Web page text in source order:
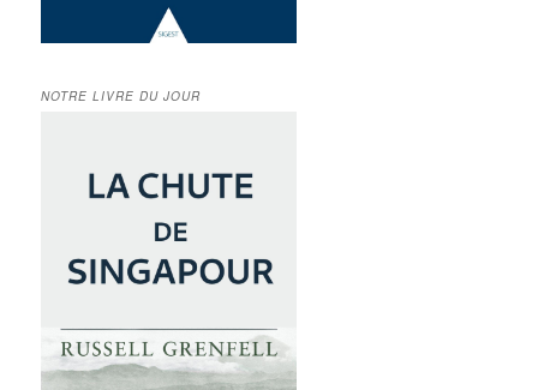
NOTRE LIVRE DU JOUR